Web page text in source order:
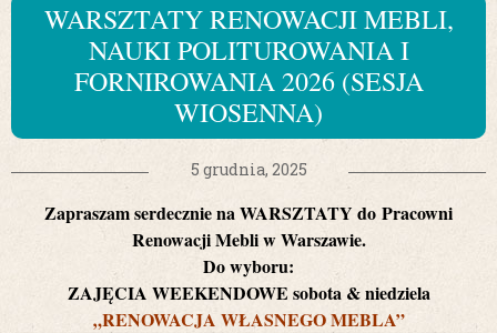
WARSZTATY RENOWACJI MEBLI,
NAUKI POLITUROWANIA I
FORNIROWANIA 2026 (SESJA
WIOSENNA)
5 grudnia, 2025
Zapraszam serdecznie na WARSZTATY do Pracowni
Renowacji Mebli w Warszawie.
Do wyboru:
ZAJĘCIA WEEKENDOWE sobota & niedziela
„RENOWACJA WŁASNEGO MEBLA”